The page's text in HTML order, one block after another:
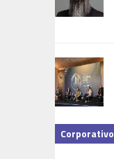
Corporativo